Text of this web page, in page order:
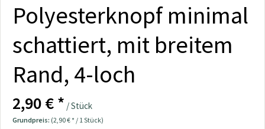
Polyesterknopf minimal
schattiert, mit breitem
Rand, 4-loch
2,90 € * / Stück
Grundpreis: (2,90 € * / 1 Stück)